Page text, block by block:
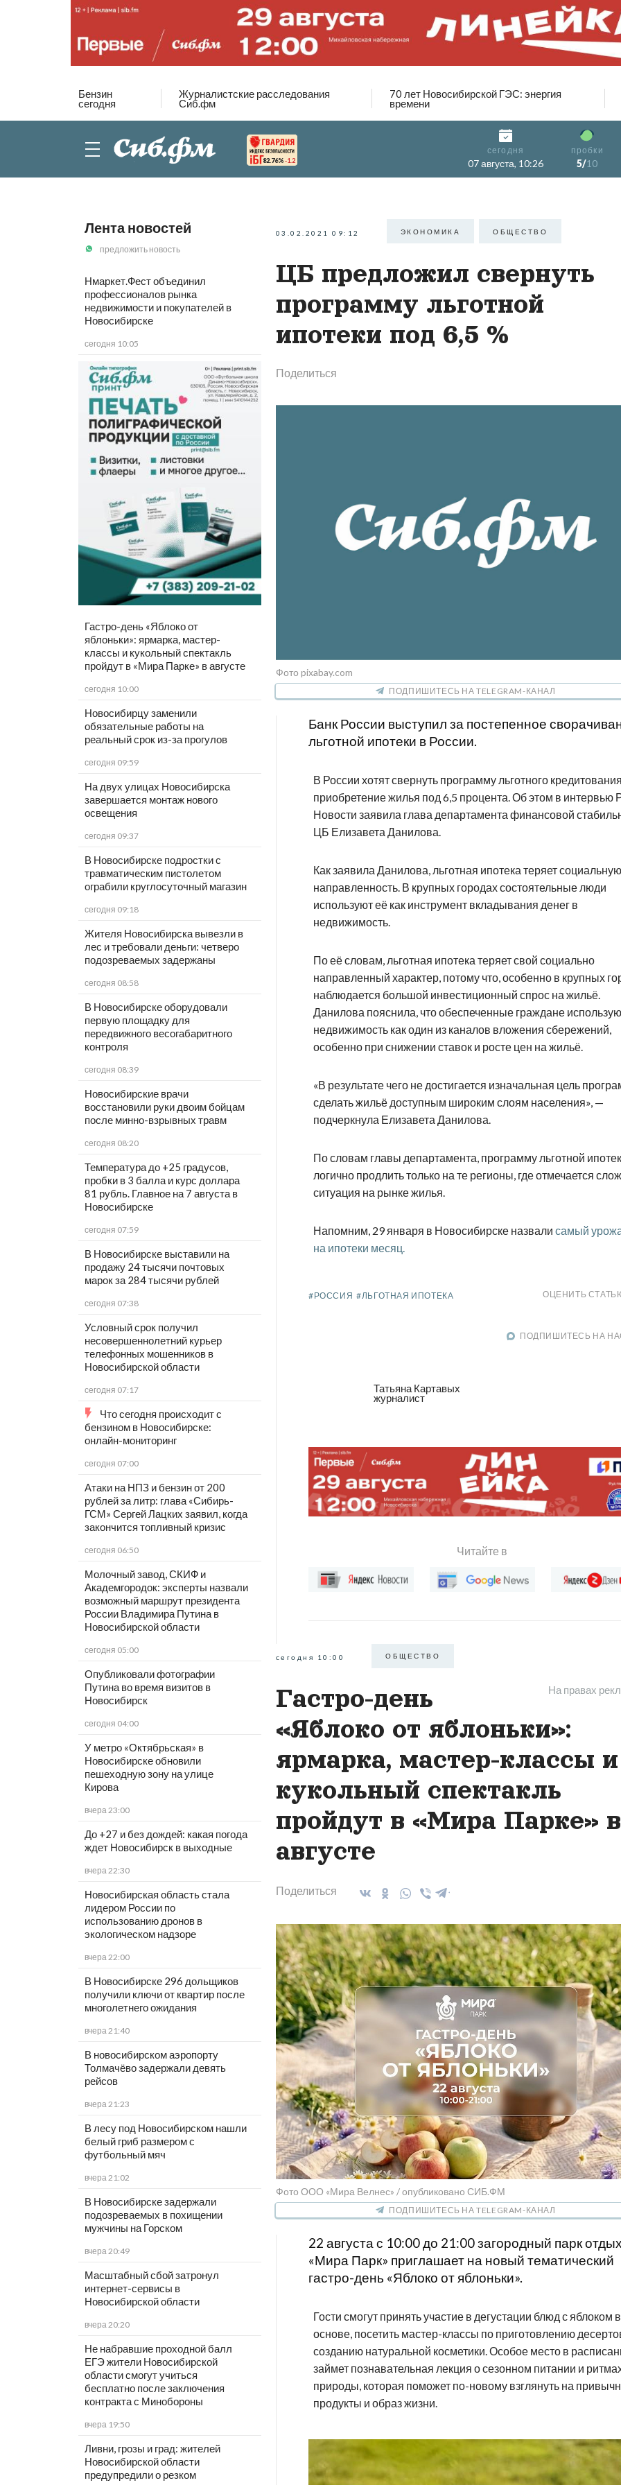
Бензин
сегодня
Журналистские расследования
Сиб.фм
70 лет Новосибирской ГЭС: энергия
времени
82.76% -1.2
сегодня
07 августа, 10:26
пробки
5/10
Лента новостей
предложить новость
Нмаркет.Фест объединил
профессионалов рынка
недвижимости и покупателей в
Новосибирске
сегодня 10:05
Гастро-день «Яблоко от
яблоньки»: ярмарка, мастер-
классы и кукольный спектакль
пройдут в «Мира Парке» в августе
сегодня 10:00
Новосибирцу заменили
обязательные работы на
реальный срок из-за прогулов
сегодня 09:59
На двух улицах Новосибирска
завершается монтаж нового
освещения
сегодня 09:37
В Новосибирске подростки с
травматическим пистолетом
ограбили круглосуточный магазин
сегодня 09:18
Жителя Новосибирска вывезли в
лес и требовали деньги: четверо
подозреваемых задержаны
сегодня 08:58
В Новосибирске оборудовали
первую площадку для
передвижного весогабаритного
контроля
сегодня 08:39
Новосибирские врачи
восстановили руки двоим бойцам
после минно-взрывных травм
сегодня 08:20
Температура до +25 градусов,
пробки в 3 балла и курс доллара
81 рубль. Главное на 7 августа в
Новосибирске
сегодня 07:59
В Новосибирске выставили на
продажу 24 тысячи почтовых
марок за 284 тысячи рублей
сегодня 07:38
Условный срок получил
несовершеннолетний курьер
телефонных мошенников в
Новосибирской области
сегодня 07:17
Что сегодня происходит с
бензином в Новосибирске:
онлайн-мониторинг
сегодня 07:00
Атаки на НПЗ и бензин от 200
рублей за литр: глава «Сибирь-
ГСМ» Сергей Лацких заявил, когда
закончится топливный кризис
сегодня 06:50
Молочный завод, СКИФ и
Академгородок: эксперты назвали
возможный маршрут президента
России Владимира Путина в
Новосибирской области
сегодня 05:00
Опубликовали фотографии
Путина во время визитов в
Новосибирск
сегодня 04:00
У метро «Октябрьская» в
Новосибирске обновили
пешеходную зону на улице
Кирова
вчера 23:00
До +27 и без дождей: какая погода
ждет Новосибирск в выходные
вчера 22:30
Новосибирская область стала
лидером России по
использованию дронов в
экологическом надзоре
вчера 22:00
В Новосибирске 296 дольщиков
получили ключи от квартир после
многолетнего ожидания
вчера 21:40
В новосибирском аэропорту
Толмачёво задержали девять
рейсов
вчера 21:23
В лесу под Новосибирском нашли
белый гриб размером с
футбольный мяч
вчера 21:02
В Новосибирске задержали
подозреваемых в похищении
мужчины на Горском
вчера 20:49
Масштабный сбой затронул
интернет-сервисы в
Новосибирской области
вчера 20:20
Не набравшие проходной балл
ЕГЭ жители Новосибирской
области смогут учиться
бесплатно после заключения
контракта с Минобороны
вчера 19:50
Ливни, грозы и град: жителей
Новосибирской области
предупредили о резком
03.02.2021 09:12 ЭКОНОМИКА ОБЩЕСТВО
ЦБ предложил свернуть
программу льготной
ипотеки под 6,5 %
Поделиться
Фото pixabay.com
ПОДПИШИТЕСЬ НА TELEGRAM-КАНАЛ
Банк России выступил за постепенное
льготной ипотеки в России.
В России хотят свернуть программу льготного
приобретение жилья под 6,5 процента. Об этом в интервью
Новости заявила глава департамента финансовой
ЦБ Елизавета Данилова.
Как заявила Данилова, льготная ипотека теряет социальную
направленность. В крупных городах состоятельные люди
используют её как инструмент вкладывания денег в
недвижимость.
По её словам, льготная ипотека теряет свой социально
направленный характер, потому что, особенно в крупных
наблюдается большой инвестиционный спрос на жильё.
Данилова пояснила, что обеспеченные граждане
недвижимость как один из каналов вложения сбережений,
особенно при снижении ставок и росте цен на жильё.
«В результате чего не достигается изначальная цель
сделать жильё доступным широким слоям населения», —
подчеркнула Елизавета Данилова.
По словам главы департамента, программу льготной
логично продлить только на те регионы, где отмечается
ситуация на рынке жилья.
Напомним, 29 января в Новосибирске назвали самый
на ипотеки месяц.
#РОССИЯ #ЛЬГОТНАЯ ИПОТЕКА ОЦЕНИТЬ
ПОДПИШИТЕСЬ НА
Татьяна Картавых
журналист
Читайте в
сегодня 10:00 ОБЩЕСТВО
На правах
Гастро-день
«Яблоко от яблоньки»:
ярмарка, мастер-классы и
кукольный спектакль
пройдут в «Мира Парке» в
августе
Поделиться
Фото ООО «Мира Велнес» / опубликовано СИБ.ФМ
ПОДПИШИТЕСЬ НА TELEGRAM-КАНАЛ
22 августа с 10:00 до 21:00 загородный парк
«Мира Парк» приглашает на новый тематический
гастро-день «Яблоко от яблоньки».
Гости смогут принять участие в дегустации блюд с яблоком в
основе, посетить мастер-классы по приготовлению
созданию натуральной косметики. Особое место в
займет познавательная лекция о сезонном питании и
природы, которая поможет по-новому взглянуть на
продукты и образ жизни.